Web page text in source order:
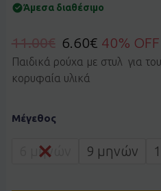
Άμεσα διαθέσιμο
11.00€ 6.60€ 40% OFF
Παιδικά ρούχα με στυλ για
κορυφαία υλικά
Μέγεθος
6 μηνών 9 μηνών
Dreams
2622105